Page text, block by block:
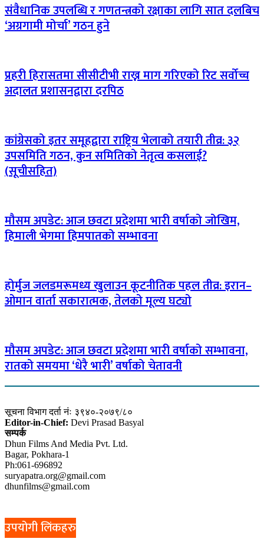
संवैधानिक उपलब्धि र गणतन्त्रको रक्षाका लागि सात दलबिच
‘अग्रगामी मोर्चा’ गठन हुने
प्रहरी हिरासतमा सीसीटीभी राख्न माग गरिएको रिट सर्वोच्च
अदालत प्रशासनद्वारा दरपिठ
कांग्रेसको इतर समूहद्वारा राष्ट्रिय भेलाको तयारी तीव्र: ३२
उपसमिति गठन, कुन समितिको नेतृत्व कसलाई?
(सूचीसहित)
मौसम अपडेट: आज छवटा प्रदेशमा भारी वर्षाको जोखिम,
हिमाली भेगमा हिमपातको सम्भावना
होर्मुज जलडमरूमध्य खुलाउन कूटनीतिक पहल तीव्र: इरान–
ओमान वार्ता सकारात्मक, तेलको मूल्य घट्यो
मौसम अपडेट: आज छवटा प्रदेशमा भारी वर्षाको सम्भावना,
रातको समयमा ‘धेरै भारी’ वर्षाको चेतावनी
सूचना विभाग दर्ता नंः ३९४०-२०७९/८०
Editor-in-Chief: Devi Prasad Basyal
सम्पर्क
Dhun Films And Media Pvt. Ltd.
Bagar, Pokhara-1
Ph:061-696892
suryapatra.org@gmail.com
dhunfilms@gmail.com
उपयोगी लिंकहरु